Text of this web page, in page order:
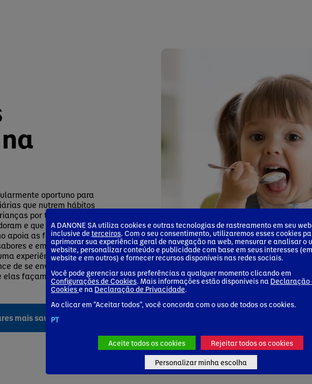
oportuno para
que nutrem hábitos
por toda a vida
e que os pais se
apoia as famílias com
e embalagens
experiência alimentar
de se envolverem
elas façam escolhas
mais saudáveis
A DANONE SA utiliza cookies e outras tecnologias de rastreamento em seu
inclusive de terceiros. Com o seu consentimento, utilizaremos esses cookies
aprimorar sua experiência geral de navegação na web, mensurar e analisar o
website, personalizar conteúdo e publicidade com base em seus interesses
website e em outros) e fornecer recursos disponíveis nas redes sociais.
Você pode gerenciar suas preferências a qualquer momento clicando em
Configurações de Cookies. Mais informações estão disponíveis na Declaração
Cookiese na Declaração de Privacidade.
Ao clicar em "Aceitar todos", você concorda com o uso de todos os cookies.
PT
Aceite todos os cookies Rejeitar todos os cookies
Personalizar minha escolha